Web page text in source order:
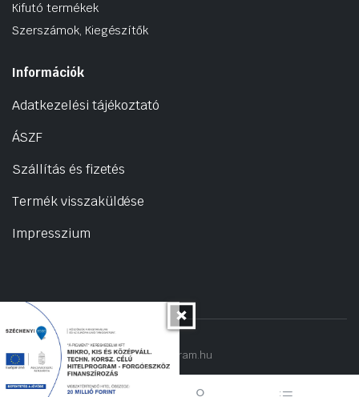
Kifutó termékek
Szerszámok, Kiegészítők
Információk
Adatkezelési tájékoztató
ÁSZF
Szállítás és fizetés
Termék visszaküldése
Impresszium
Copyright 2022 © hogyantalaljanakram.hu